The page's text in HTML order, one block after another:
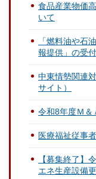
食品産業物価
いて
「燃料油や石
報提供」の受
中東情勢関連
サイト）
令和8年度Ｍ＆
医療福祉従事
【募集終了】
エネ生産設備